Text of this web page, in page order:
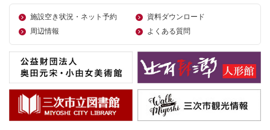
施設空き状況・ネット予約
資料ダウンロード
周辺情報
よくある質問